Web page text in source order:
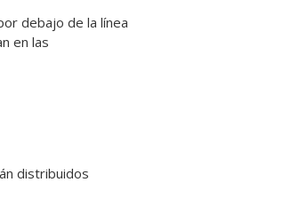
debajo de la línea
en las
distribuidos